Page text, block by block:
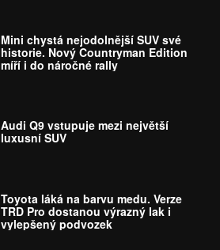
Mini chystá nejodolnější SUV své
historie. Nový Countryman Edition
míří i do náročné rally
Audi Q9 vstupuje mezi největší
luxusní SUV
Toyota láká na barvu medu. Verze
TRD Pro dostanou výrazný lak i
vylepšený podvozek